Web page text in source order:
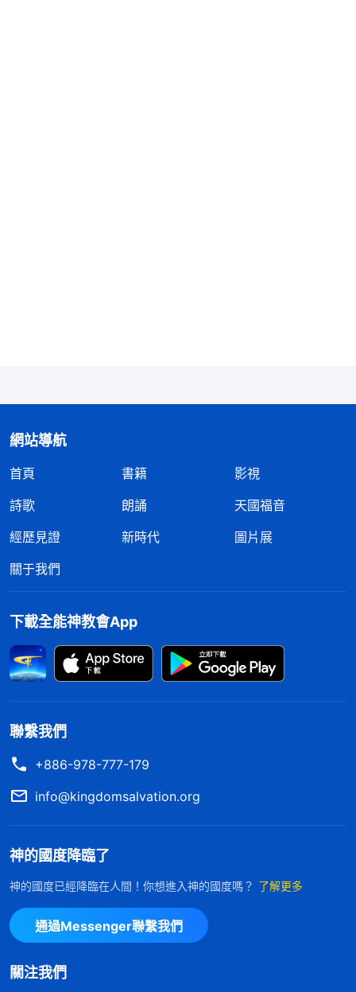
去那些聚會點，我就有種把自己的地位拱手讓人的感
覺。我癱坐在那裏，心裏不停地争戰。這時，我腦海
裏閃現出神的話：「作為每個事奉神的人，你得能做
就不配事奉神！這種人性情太壞，没有一點人性，純
效法以色列人的事奉》
在不願意和王心配搭，甚至還故意不帶她去聚會點，
還找藉口想把她排斥走，這是讓神厭憎的，我這麽做
太没人性，純屬撒但性情，如果再不悔改，遲早會因
着觸犯神的性情被取締盡本分的資格。想到這兒，我
心裏有些害怕。那天晚上，我翻來覆去怎麽也睡不
工作有利，對弟兄姊妹的生命進入也有益處，可我却
想盡辦法把王心支走，這屬于什麽問題呢？到底是受
什麽性情支配？」我就向神禱告，求神開啓我能認識
自己。
一天，我看到一段神的話：「
益、教會的利益都據為己有，當作私有財産，都要歸
他掌控，不容許别人插手，他作教會工作時考慮的只
網站導航
首頁 書籍
影視
詩歌
朗誦
天國福音
經歷見證
新時代
圖片展
關于我們
下載全能神教會App
聯繫我們
+886-978-777-179
info@kingdomsalvation.org
神的國度降臨了
神的國度已經降臨在人間！你想進入神的國度嗎？ 了解更多
通過Messenger聯繫我們
關注我們